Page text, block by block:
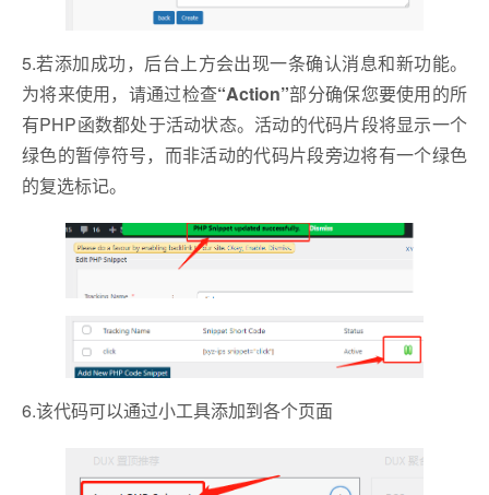
5.若添加成功，后台上方会出现一条确认消息和新功能。
为将来使用，请通过检查“Action”部分确保您要使用的所
有PHP函数都处于活动状态。活动的代码片段将显示一个
绿色的暂停符号，而非活动的代码片段旁边将有一个绿色
的复选标记。
6.该代码可以通过小工具添加到各个页面